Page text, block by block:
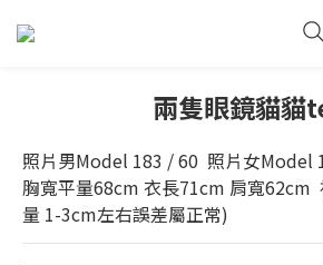
兩隻眼鏡貓貓
照片男Model 183 / 60  照片女Model
胸寬平量68cm 衣長71cm 肩寬62cm
量 1-3cm左右誤差屬正常)